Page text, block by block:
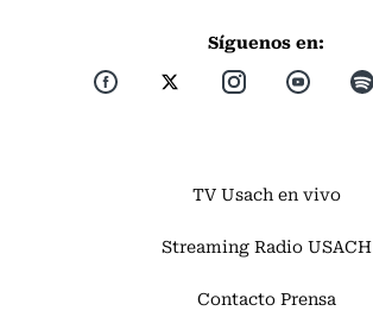
Síguenos en:
TV Usach en vivo
Streaming Radio USACH
Contacto Prensa